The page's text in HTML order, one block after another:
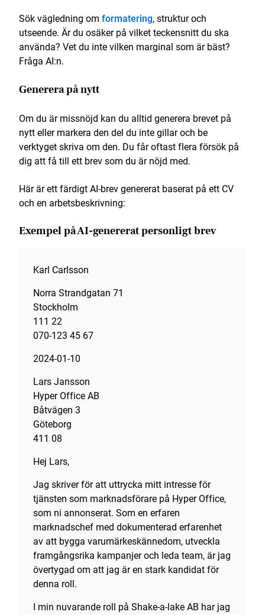
Sök vägledning om formatering, struktur och
utseende. Är du osäker på vilket teckensnitt du ska
använda? Vet du inte vilken marginal som är bäst?
Fråga AI:n.
Generera på nytt
Om du är missnöjd kan du alltid generera brevet på
nytt eller markera den del du inte gillar och be
verktyget skriva om den. Du får oftast flera försök på
dig att få till ett brev som du är nöjd med.
Här är ett färdigt AI-brev genererat baserat på ett CV
och en arbetsbeskrivning:
Exempel på AI-genererat personligt brev
Karl Carlsson
Norra Strandgatan 71
Stockholm
111 22
070-123 45 67
2024-01-10
Lars Jansson
Hyper Office AB
Båtvägen 3
Göteborg
411 08
Hej Lars,
Jag skriver för att uttrycka mitt intresse för
tjänsten som marknadsförare på Hyper Office,
som ni annonserat. Som en erfaren
marknadschef med dokumenterad erfarenhet
av att bygga varumärkeskännedom, utveckla
framgångsrika kampanjer och leda team, är jag
övertygad om att jag är en stark kandidat för
denna roll.
I min nuvarande roll på Shake-a-lake AB har jag